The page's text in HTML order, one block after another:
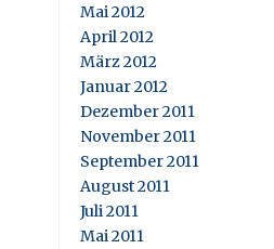
Mai 2012
April 2012
März 2012
Januar 2012
Dezember 2011
November 2011
September 2011
August 2011
Juli 2011
Mai 2011